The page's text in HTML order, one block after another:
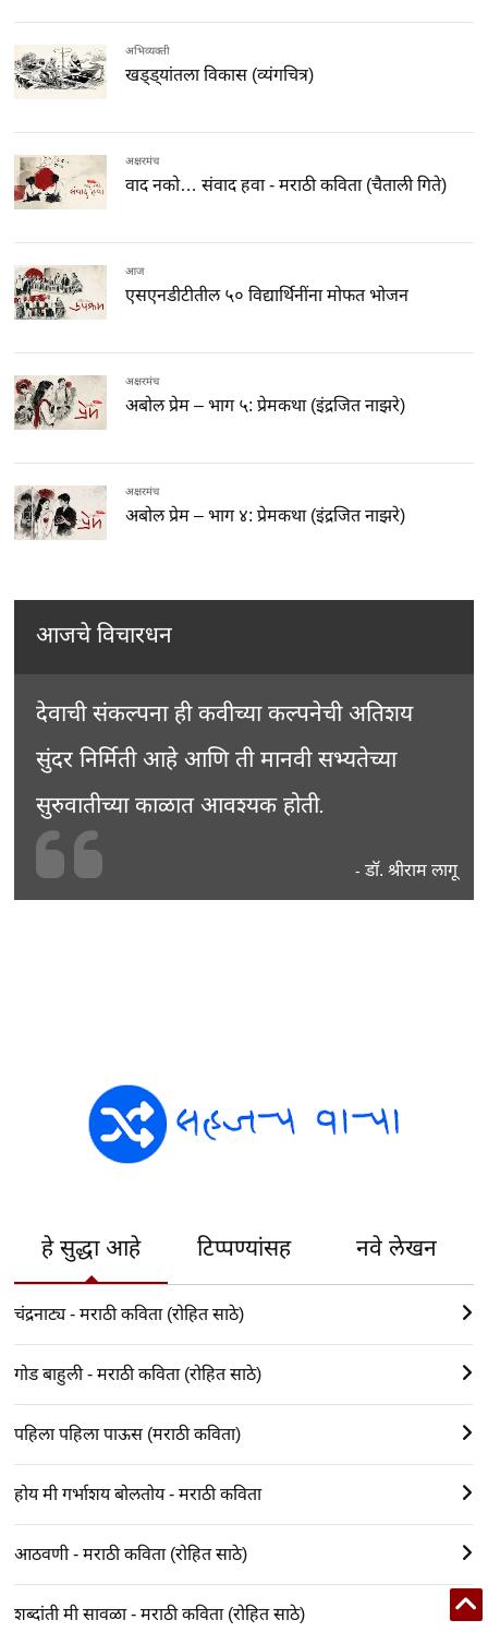
अभिव्यक्ती
खड्ड्यांतला विकास (व्यंगचित्र)
अक्षरमंच
वाद नको… संवाद हवा - मराठी कविता (चैताली गिते)
आज
एसएनडीटीतील ५० विद्यार्थिनींना मोफत भोजन
अक्षरमंच
अबोल प्रेम – भाग ५: प्रेमकथा (इंद्रजित नाझरे)
अक्षरमंच
अबोल प्रेम – भाग ४: प्रेमकथा (इंद्रजित नाझरे)
आजचे विचारधन
देवाची संकल्पना ही कवीच्या कल्पनेची अतिशय
सुंदर निर्मिती आहे आणि ती मानवी सभ्यतेच्या
सुरुवातीच्या काळात आवश्यक होती.
- डॉ. श्रीराम लागू
हे सुद्धा आहे टिप्पण्यांसह नवे लेखन
चंद्रनाट्य - मराठी कविता (रोहित साठे)
गोड बाहुली - मराठी कविता (रोहित साठे)
पहिला पहिला पाऊस (मराठी कविता)
होय मी गर्भाशय बोलतोय - मराठी कविता
आठवणी - मराठी कविता (रोहित साठे)
शब्दांती मी सावळा - मराठी कविता (रोहित साठे)